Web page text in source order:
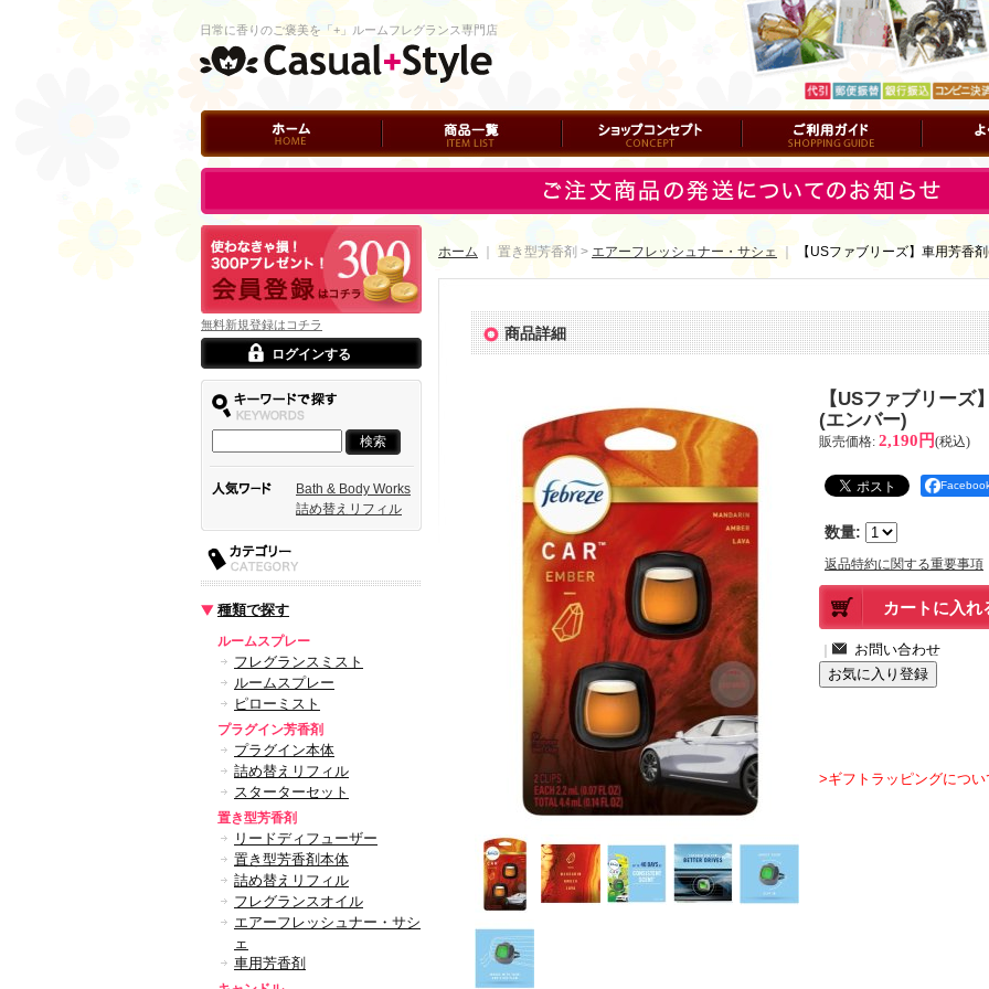
ホーム 商品一覧 ショップコンセプト ご利用ガイド よくある
日常に香りのご褒美を「+」ルームフレグランス専門店
ログイン
無料新規登録はコチラ
ログインする
Bath & Body Works
詰め替えリフィル
種類で探す
ルームスプレー
フレグランスミスト
ルームスプレー
ピローミスト
プラグイン芳香剤
プラグイン本体
詰め替えリフィル
スターターセット
置き型芳香剤
リードディフューザー
置き型芳香剤本体
詰め替えリフィル
フレグランスオイル
エアーフレッシュナー・サシ
ェ
車用芳香剤
ホーム ｜ 置き型芳香剤 > エアーフレッシュナー・サシェ 【USファブリーズ】車用芳香
商品詳細
【USファブリー
(エンバー)
販売価格: 2,190円(税込)
数量:
返品特約に関する重要事項
>ギフトラッピングについ